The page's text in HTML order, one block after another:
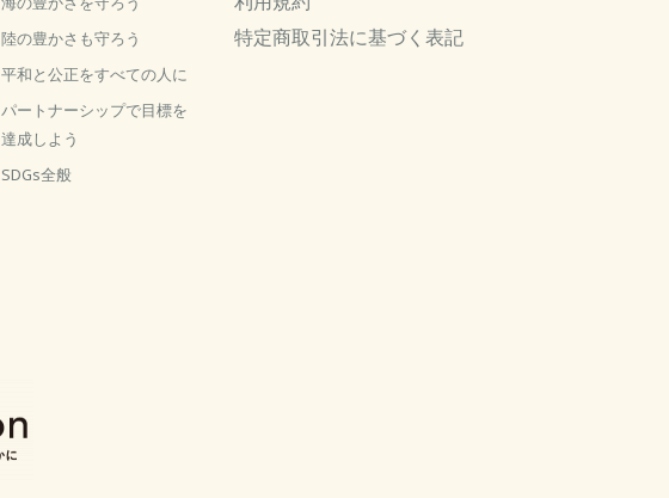
陸の豊かさも守ろう
平和と公正をすべての人に
パートナーシップで目標を
達成しよう
SDGs全般
特定商取引法に基づく表記